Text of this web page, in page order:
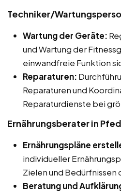
Techniker/
Wartung der Geräte:
und Wartung der
einwandfreie Funktion
Reparaturen:
Reparaturen und
Reparaturdienste bei
Ernährungsberater in
Ernährungspläne
individueller
Zielen und Bedürfnissen
Beratung und